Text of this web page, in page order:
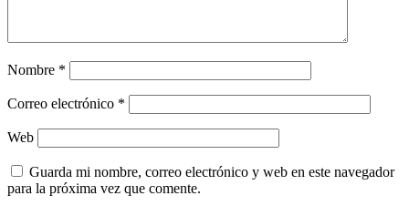
Nombre *
Correo electrónico *
Web
Guarda mi nombre, correo electrónico y web en este navegador
para la próxima vez que comente.